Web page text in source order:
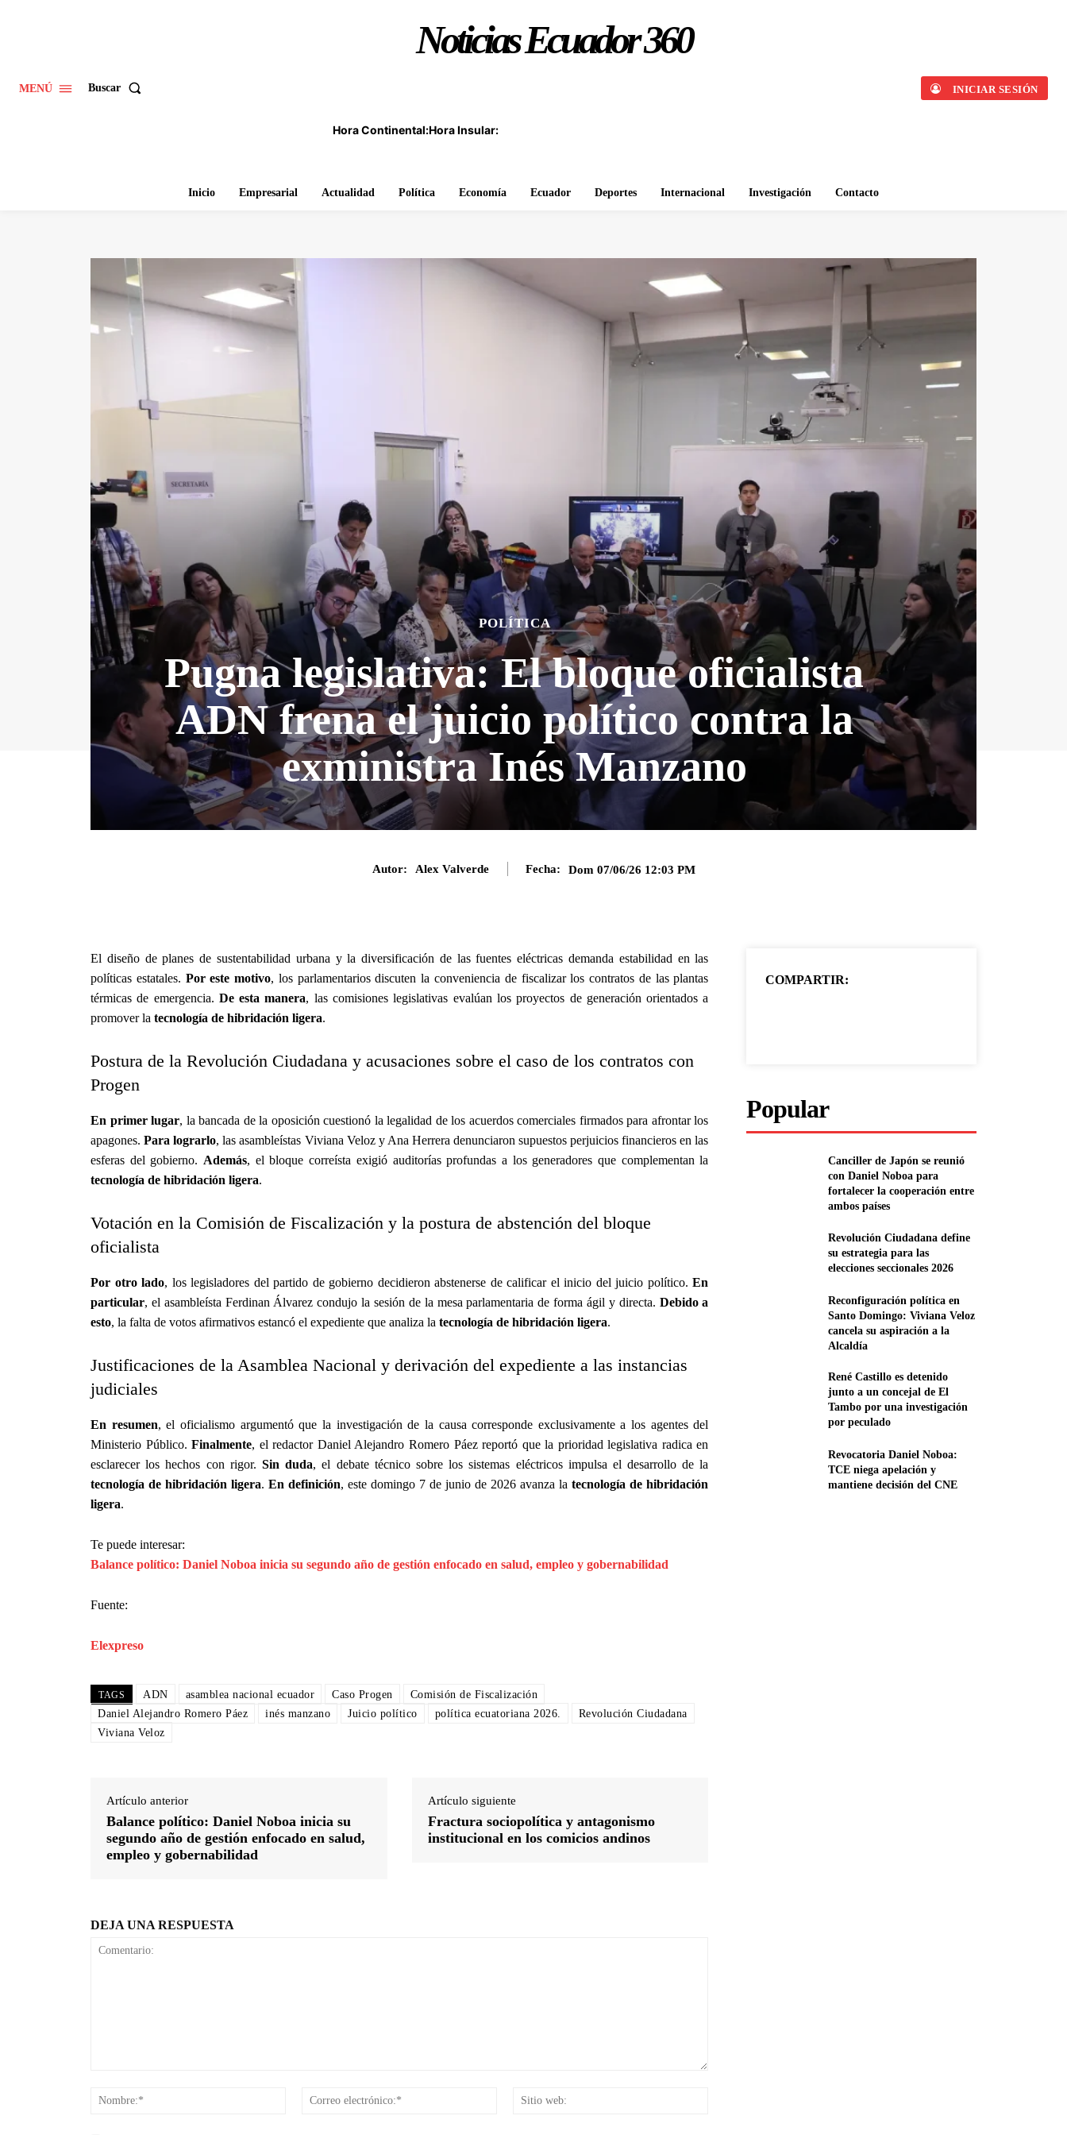
MENÚ Buscar
Noticias Ecuador 360
Hora Continental:Hora Insular:
INICIAR SESIÓN
Inicio Empresarial Actualidad Política Economía Ecuador Deportes Internacional Investigación Contacto
POLÍTICA
Pugna legislativa: El bloque oficialista
ADN frena el juicio político contra la
exministra Inés Manzano
Autor: Alex Valverde Fecha: Dom 07/06/26 12:03 PM
El diseño de planes de sustentabilidad urbana y la diversificación de las fuentes eléctricas demanda estabilidad en las
políticas estatales. Por este motivo, los parlamentarios discuten la conveniencia de fiscalizar los contratos de las plantas
térmicas de emergencia. De esta manera, las comisiones legislativas evalúan los proyectos de generación orientados a
promover la tecnología de hibridación ligera.
Postura de la Revolución Ciudadana y acusaciones sobre el caso de los contratos con
Progen
En primer lugar, la bancada de la oposición cuestionó la legalidad de los acuerdos comerciales firmados para afrontar los
apagones.Para lograrlo, las asambleístas Viviana Veloz y Ana Herrera denunciaron supuestos perjuicios financieros en las
esferas del gobierno. Además, el bloque correísta exigió auditorías profundas a los generadores que complementan la
tecnología de hibridación ligera.
Votación en la Comisión de Fiscalización y la postura de abstención del bloque
oficialista
Por otro lado, los legisladores del partido de gobierno decidieron abstenerse de calificar el inicio del juicio político.En
particular, el asambleísta Ferdinan Álvarez condujo la sesión de la mesa parlamentaria de forma ágil y directa. Debido a
esto, la falta de votos afirmativos estancó el expediente que analiza la tecnología de hibridación ligera.
Justificaciones de la Asamblea Nacional y derivación del expediente a las instancias
judiciales
En resumen, el oficialismo argumentó que la investigación de la causa corresponde exclusivamente a los agentes del
Ministerio Público.Finalmente, el redactor Daniel Alejandro Romero Páez reportó que la prioridad legislativa radica en
esclarecer los hechos con rigor. Sin duda, el debate técnico sobre los sistemas eléctricos impulsa el desarrollo de la
tecnología de hibridación ligera.En definición, este domingo 7 de junio de 2026 avanza latecnología de hibridación
ligera.
Te puede interesar:
Balance político: Daniel Noboa inicia su segundo año de gestión enfocado en salud, empleo y gobernabilidad
Fuente:
Elexpreso
TAGS ADN asamblea nacional ecuador Caso Progen
Comisión de Fiscalización
Daniel Alejandro Romero Páez
inés manzano Juicio político política ecuatoriana 2026.
Revolución Ciudadana
Viviana Veloz
Artículo anterior
Balance político: Daniel Noboa inicia su
segundo año de gestión enfocado en salud,
empleo y gobernabilidad
Artículo siguiente
Fractura sociopolítica y antagonismo
institucional en los comicios andinos
DEJA UNA RESPUESTA
Nombre:*
Correo
COMPARTIR:
Popular
Canciller de Japón se reunió
con Daniel Noboa para
fortalecer la cooperación entre
ambos países
Revolución Ciudadana define
su estrategia para las
elecciones seccionales 2026
Reconfiguración política en
Santo Domingo: Viviana Veloz
cancela su aspiración a la
Alcaldía
René Castillo es detenido
junto a un concejal de El
Tambo por una investigación
por peculado
Revocatoria Daniel Noboa:
TCE niega apelación y
mantiene decisión del CNE